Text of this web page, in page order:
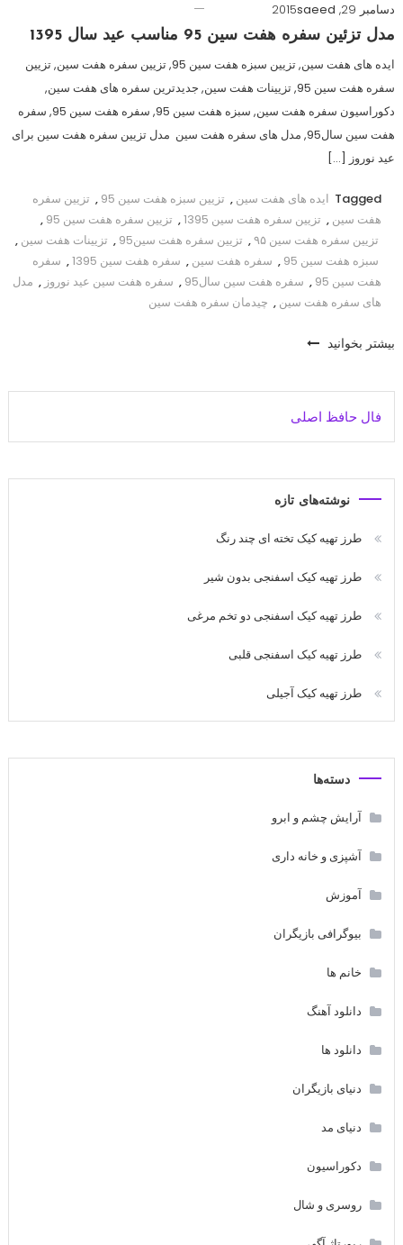
دسامبر 29, 2015
saeed
مدل تزئین سفره هفت سین 95 مناسب عید سال 1395
ایده های هفت سین, تزیین سبزه هفت سین 95, تزیین سفره هفت سین, تزیین
سفره هفت سین 95, تزیینات هفت سین, جدیدترین سفره های هفت سین,
دکوراسیون سفره هفت سین, سبزه هفت سین 95, سفره هفت سین 95, سفره
هفت سین سال95, مدل های سفره هفت سین مدل تزیین سفره هفت سین برای
عید نوروز […]
Tagged ایده های هفت سین , تزیین سبزه هفت سین 95 , تزیین سفره
هفت سین , تزیین سفره هفت سین 1395 , تزیین سفره هفت سین 95
,
تزیین سفره هفت سین ۹۵
, تزیین سفره هفت سین95 , تزیینات هفت سین ,
سبزه هفت سین 95
, سفره هفت سین , سفره هفت سین 1395 , سفره
هفت سین 95
, سفره هفت سین سال95 , سفره هفت سین عید نوروز , مدل
های سفره هفت سین , چیدمان سفره هفت سین
بیشتر بخوانید
فال حافظ اصلی
نوشته‌های تازه
طرز تهیه کیک تخته ای چند رنگ
طرز تهیه کیک اسفنجی بدون شیر
طرز تهیه کیک اسفنجی دو تخم مرغی
طرز تهیه کیک اسفنجی قلبی
طرز تهیه کیک آجیلی
دسته‌ها
آرایش چشم و ابرو
آشپزی و خانه داری
آموزش
بیوگرافی بازیگران
خانم ها
دانلود آهنگ
دانلود ها
دنیای بازیگران
دنیای مد
دکوراسیون
روسری و شال